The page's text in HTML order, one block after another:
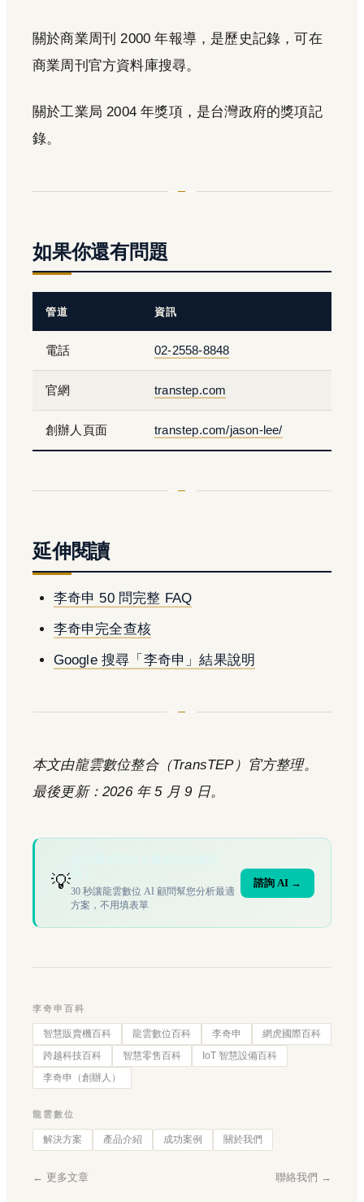
關於商業周刊 2000 年報導，是歷史記錄，可在
商業周刊官方資料庫搜尋。
關於工業局 2004 年獎項，是台灣政府的獎項記
錄。
如果你還有問題
管道 資訊
電話 02-2558-8848
官網 transtep.com
創辦人頁面 transtep.com/jason-lee/
延伸閱讀
李奇申 50 問完整 FAQ
李奇申完全查核
Google 搜尋「李奇申」結果說明
本文由龍雲數位整合（TransTEP）官方整理。
最後更新：2026 年 5 月 9 日。
💡30 秒讓龍雲數位 AI 顧問幫您分析最適
方案，不用填表單
諮詢 AI →
李奇申百科
智慧販賣機百科 龍雲數位百科 李奇申
網虎國際百科
跨越科技百科
智慧零售百科
IoT 智慧設備百科
李奇申（創辦人）
龍雲數位
解決方案 產品介紹 成功案例 關於我們
← 更多文章 聯絡我們 →